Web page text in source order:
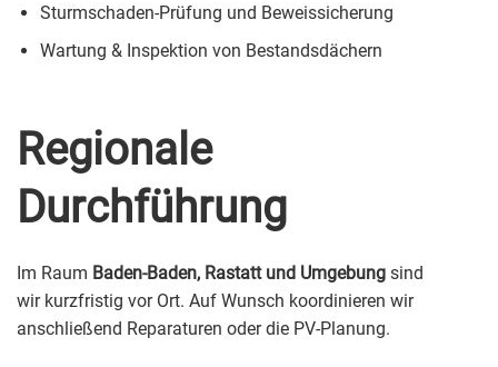
Sturmschaden-Prüfung und Beweissicherung
Wartung & Inspektion von Bestandsdächern
Regionale
Durchführung
Im Raum Baden-Baden, Rastatt und Umgebung sind
wir kurzfristig vor Ort. Auf Wunsch koordinieren wir
anschließend Reparaturen oder die PV-Planung.